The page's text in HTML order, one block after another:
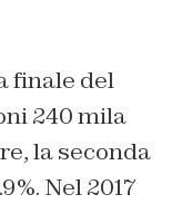
finale del
240 mila
la seconda
Nel 2017